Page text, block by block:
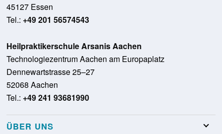
45127 Essen
Tel.: +49 201 56574543
Heilpraktikerschule Arsanis Aachen
Technologiezentrum Aachen am Europaplatz
Dennewartstrasse 25–27
52068 Aachen
Tel.: +49 241 93681990
ÜBER UNS